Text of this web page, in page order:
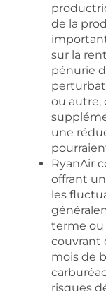
de la
sur la
pénurie
ou autre,
une
RyanAir
offrant
les
terme ou
couvrant
mois de
risques